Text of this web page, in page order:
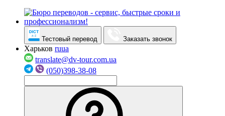
Тестовый перевод Заказать звонок
Харьков ruua
translate@dv-tour.com.ua
(050)398-38-08